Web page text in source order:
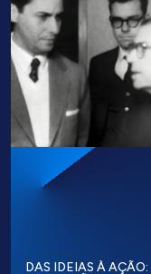
DAS IDEIAS À AÇÃO: